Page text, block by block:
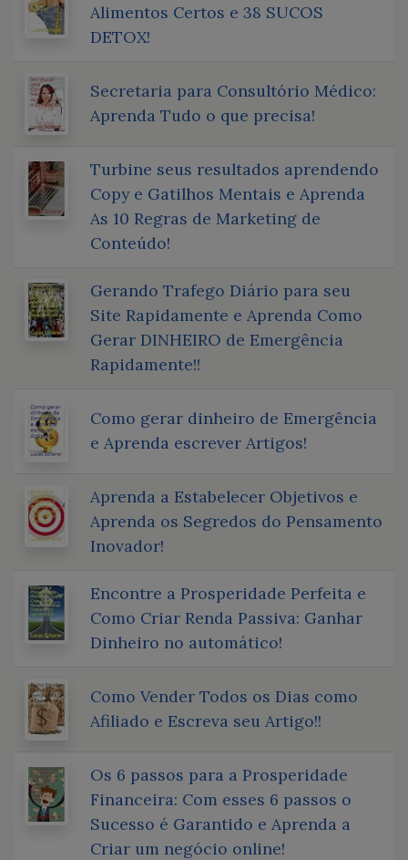
Alimentos Certos e 38 SUCOS
DETOX!
Secretaria para Consultório Médico:
Aprenda Tudo o que precisa!
Turbine seus resultados aprendendo
Copy e Gatilhos Mentais e Aprenda
As 10 Regras de Marketing de
Conteúdo!
Gerando Trafego Diário para seu
Site Rapidamente e Aprenda Como
Gerar DINHEIRO de Emergência
Rapidamente!!
Como gerar dinheiro de Emergência
e Aprenda escrever Artigos!
Aprenda a Estabelecer Objetivos e
Aprenda os Segredos do Pensamento
Inovador!
Encontre a Prosperidade Perfeita e
Como Criar Renda Passiva: Ganhar
Dinheiro no automático!
Como Vender Todos os Dias como
Afiliado e Escreva seu Artigo!!
Os 6 passos para a Prosperidade
Financeira: Com esses 6 passos o
Sucesso é Garantido e Aprenda a
Criar um negócio online!